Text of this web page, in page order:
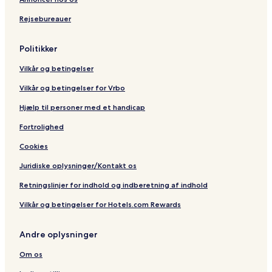
o
e
t
r
o
a
Rejsebureauer
Politikker
Vilkår og betingelser
Vilkår og betingelser for Vrbo
Hjælp til personer med et handicap
Fortrolighed
Cookies
Juridiske oplysninger/Kontakt os
Retningslinjer for indhold og indberetning af indhold
Vilkår og betingelser for Hotels.com Rewards
Andre oplysninger
Om os